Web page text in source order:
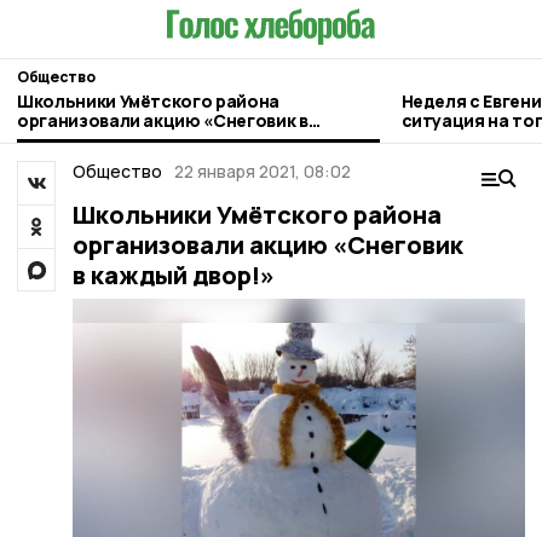
Общество
Школьники Умётского района
организовали акцию «Снеговик в
каждый двор!»
Неделя с
ситуация на
городе и
Общество 22 января 2021, 08:02
Школьники Умётского района
организовали акцию «Снеговик
в каждый двор!»